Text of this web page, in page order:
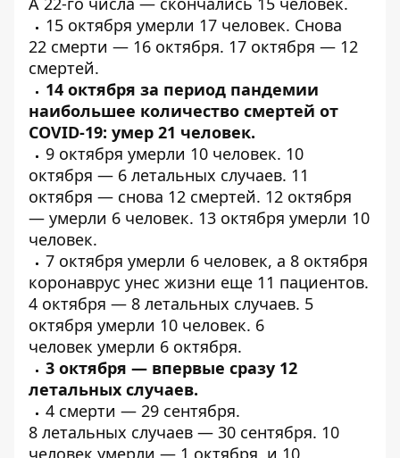
15 октября умерли 17 человек. Снова
22 смерти — 16 октября. 17 октября — 12
смертей.
14 октября за период пандемии
наибольшее количество смертей от
COVID-19: умер 21 человек.
9 октября умерли 10 человек. 10
октября — 6 летальных случаев. 11
октября — снова 12 смертей. 12 октября
— умерли 6 человек. 13 октября умерли 10
человек.
7 октября умерли 6 человек, а 8 октября
коронаврус унес жизни еще 11 пациентов.
4 октября — 8 летальных случаев. 5
октября умерли 10 человек. 6
человек умерли 6 октября.
3 октября — впервые сразу 12
летальных случаев.
4 смерти — 29 сентября.
8 летальных случаев — 30 сентября. 10